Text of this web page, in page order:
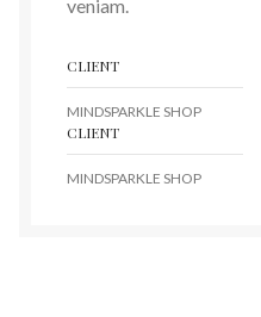
veniam.
CLIENT
MINDSPARKLE SHOP
CLIENT
MINDSPARKLE SHOP